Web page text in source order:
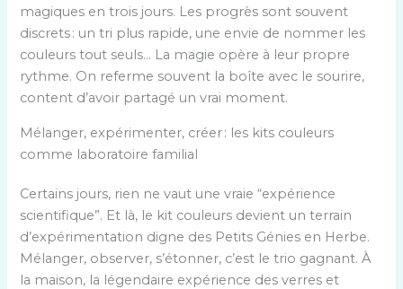
magiques en trois jours. Les progrès sont souvent
discrets : un tri plus rapide, une envie de nommer les
couleurs tout seuls… La magie opère à leur propre
rythme. On referme souvent la boîte avec le sourire,
content d’avoir partagé un vrai moment.
Mélanger, expérimenter, créer : les kits couleurs
comme laboratoire familial
Certains jours, rien ne vaut une vraie “expérience
scientifique”. Et là, le kit couleurs devient un terrain
d’expérimentation digne des Petits Génies en Herbe.
Mélanger, observer, s’étonner, c’est le trio gagnant. À
la maison, la légendaire expérience des verres et